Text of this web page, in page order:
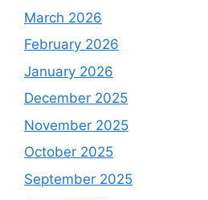
March 2026
February 2026
January 2026
December 2025
November 2025
October 2025
September 2025